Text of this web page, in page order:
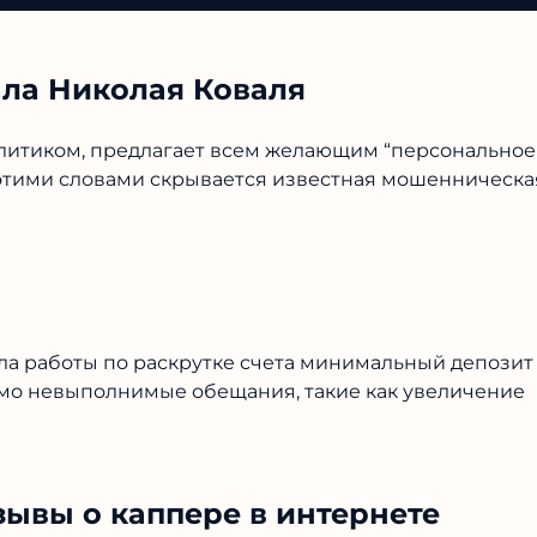
Николая Коваля
предлагает всем желающим “персональное
словами скрывается известная
работы по раскрутке счета минимальный депозит
невыполнимые обещания, такие как увеличение
о каппере в интернете